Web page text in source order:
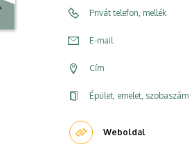
Privát telefon, mellék
E-mail
Cím
Épület, emelet, szobaszám
Weboldal